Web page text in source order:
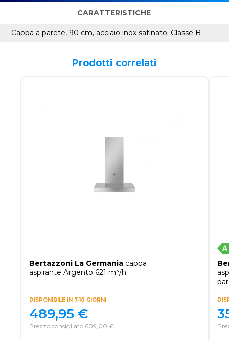
CARATTERISTICHE
Cappa a parete, 90 cm, acciaio inox satinato. Classe B
Prodotti correlati
Bertazzoni La Germania cappa
aspirante Argento 621 m³/h
DISPONIBILE IN 7‑10 GIORNI
Prezzo consigliato 609,00 €
489,95 €